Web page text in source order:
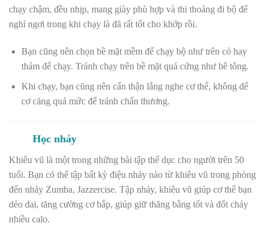
chạy chậm, đều nhịp, mang giày phù hợp và thi thoảng đi bộ để
nghỉ ngơi trong khi chạy là đã rất tốt cho khớp rồi.
Bạn cũng nên chọn bề mặt mềm để chạy bộ như trên cỏ hay
thảm để chạy. Tránh chạy trên bề mặt quá cứng như bê tông.
Khi chạy, bạn cũng nên cẩn thận lắng nghe cơ thể, không để
cơ căng quá mức để tránh chấn thương.
Học nhảy
Khiêu vũ là một trong những bài tập thể dục cho người trên 50
tuổi. Bạn có thể tập bất kỳ điệu nhảy nào từ khiêu vũ trong phòng
đến nhảy Zumba, Jazzercise. Tập nhảy, khiêu vũ giúp cơ thể bạn
dẻo dai, tăng cường cơ bắp, giúp giữ thăng bằng tốt và đốt cháy
nhiều calo.